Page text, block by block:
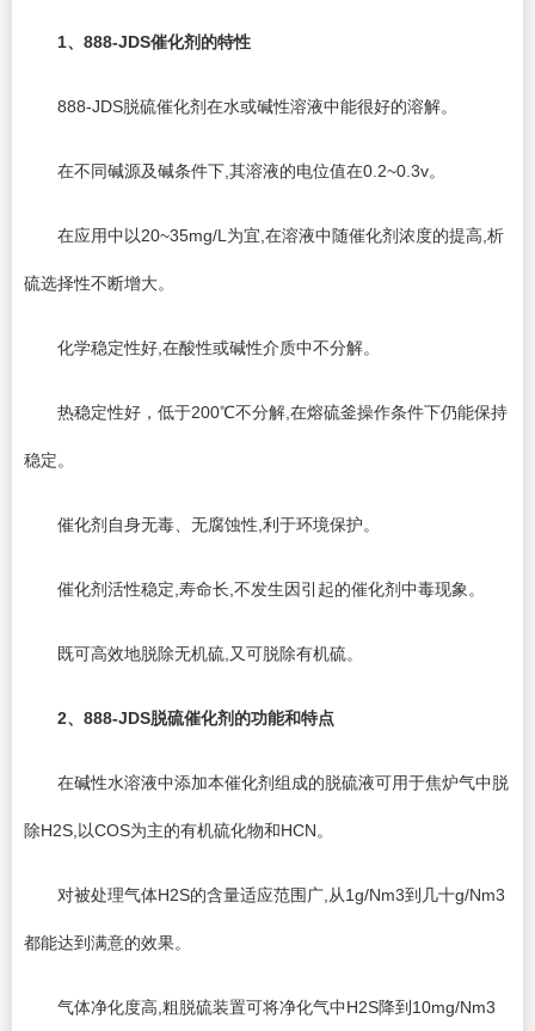
1、888-JDS催化剂的特性
888-JDS脱硫催化剂在水或碱性溶液中能很好的溶解。
在不同碱源及碱条件下,其溶液的电位值在0.2~0.3v。
在应用中以20~35mg/L为宜,在溶液中随催化剂浓度的提高,析
硫选择性不断增大。
化学稳定性好,在酸性或碱性介质中不分解。
热稳定性好，低于200℃不分解,在熔硫釜操作条件下仍能保持
稳定。
催化剂自身无毒、无腐蚀性,利于环境保护。
催化剂活性稳定,寿命长,不发生因引起的催化剂中毒现象。
既可高效地脱除无机硫,又可脱除有机硫。
2、888-JDS脱硫催化剂的功能和特点
在碱性水溶液中添加本催化剂组成的脱硫液可用于焦炉气中脱
除H2S,以COS为主的有机硫化物和HCN。
对被处理气体H2S的含量适应范围广,从1g/Nm3到几十g/Nm3
都能达到满意的效果。
气体净化度高,粗脱硫装置可将净化气中H2S降到10mg/Nm3